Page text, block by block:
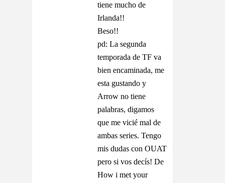
tiene mucho de
Irlanda!!
Beso!!
pd: La segunda
temporada de TF va
bien encaminada, me
esta gustando y
Arrow no tiene
palabras, digamos
que me vicié mal de
ambas series. Tengo
mis dudas con OUAT
pero si vos decís! De
How i met your